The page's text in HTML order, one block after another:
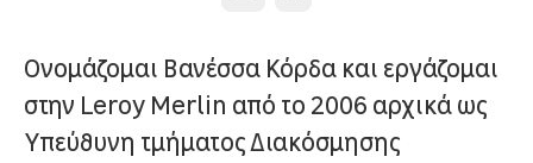
Ονομάζομαι Βανέσσα Κόρδα και εργάζομαι
στην Leroy Merlin από το 2006 αρχικά ως
Υπεύθυνη τμήματος Διακόσμησης